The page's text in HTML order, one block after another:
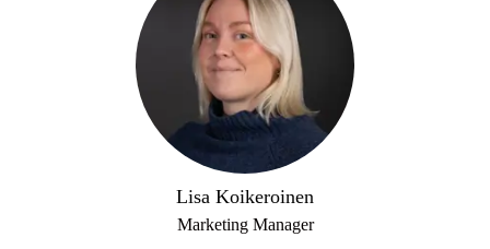
Lisa Koikeroinen
Marketing Manager